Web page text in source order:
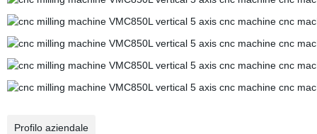
Profilo aziendale